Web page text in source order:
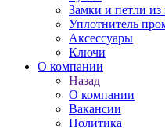
Замки и петли
Уплотнитель
Аксессуары
Ключи
О компании
Назад
О компании
Вакансии
Политика